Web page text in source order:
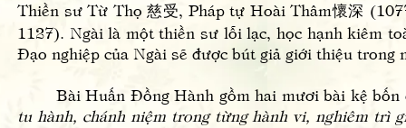
Thiền sư Từ Thọ 慈受, Pháp tự Hoài Thâm懷深
1127). Ngài là một thiền sư lỗi lạc, học hạnh kiêm
Đạo nghiệp của Ngài sẽ được bút giả giới thiệu trong
Bài Huấn Đồng Hành gồm hai mươi bài kệ bốn
tu hành, chánh niệm trong từng hành vi, nghiêm trì